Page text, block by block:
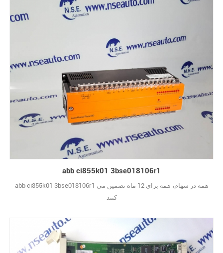
abb ci855k01 3bse018106r1
abb ci855k01 3bse018106r1 همه در سهام، همه برای 12 ماه تضمین می
کنند